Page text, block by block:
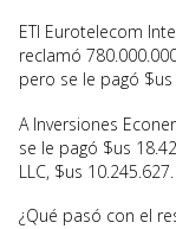
ETI Eurotelecom
reclamó
pero se le pagó
A Inversiones
se le pagó $us
LLC, $us 10.245.627.
¿Qué pasó con el